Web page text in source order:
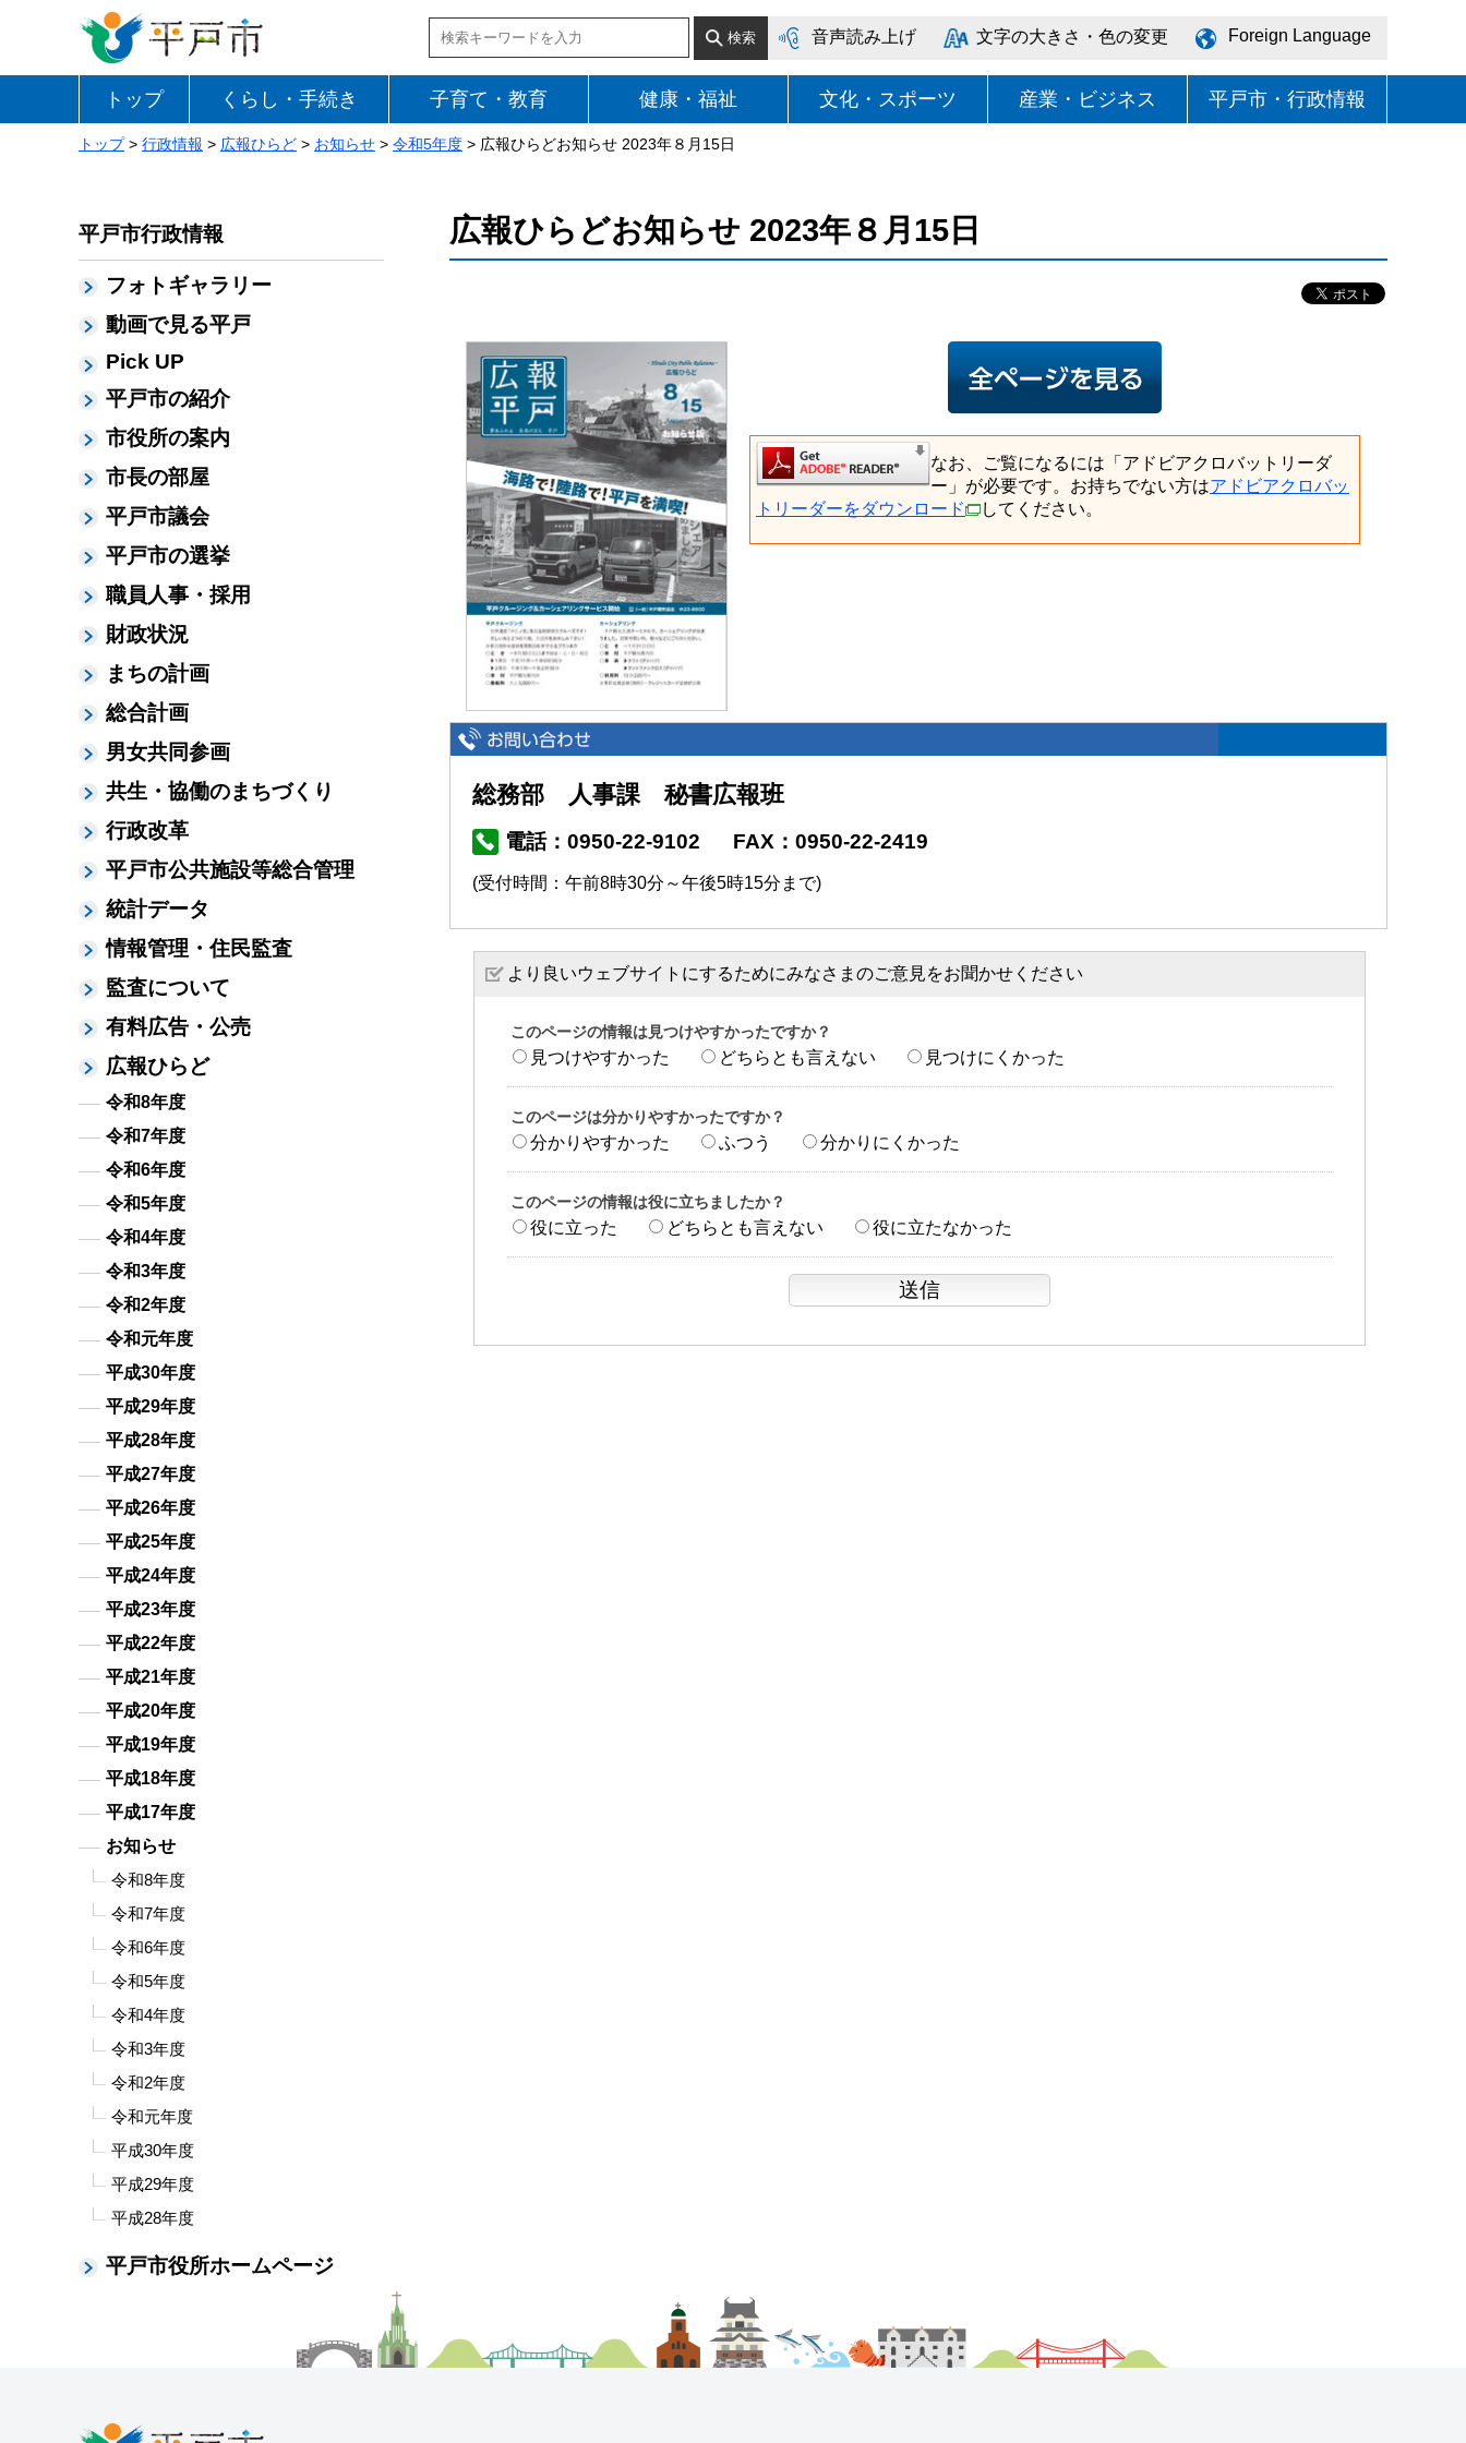
音声読み上げ 文字の大きさ・色の変更 Foreign Language
トップ くらし・手続き 子育て・教育 健康・福祉 文化・スポーツ 産業・ビジネス 平戸市・行政情報
トップ> 行政情報 > 広報ひらど > お知らせ > 令和5年度 > 広報ひらどお知らせ 2023年８月15日
平戸市行政情報
フォトギャラリー
動画で見る平戸
Pick UP
平戸市の紹介
市役所の案内
市長の部屋
平戸市議会
平戸市の選挙
職員人事・採用
財政状況
まちの計画
総合計画
男女共同参画
共生・協働のまちづくり
行政改革
平戸市公共施設等総合管理
統計データ
情報管理・住民監査
監査について
有料広告・公売
広報ひらど
令和8年度
令和7年度
令和6年度
令和5年度
令和4年度
令和3年度
令和2年度
令和元年度
平成30年度
平成29年度
平成28年度
平成27年度
平成26年度
平成25年度
平成24年度
平成23年度
平成22年度
平成21年度
平成20年度
平成19年度
平成18年度
平成17年度
お知らせ
令和8年度
令和7年度
令和6年度
令和5年度
令和4年度
令和3年度
令和2年度
令和元年度
平成30年度
平成29年度
平成28年度
平戸市役所ホームページ
広報ひらどお知らせ 2023年８月15日
なお、ご覧になるには「アドビアクロバットリーダ
ー」が必要です。お持ちでない方はアドビアクロバッ
トリーダーをダウンロード
してください。
総務部 人事課 秘書広報班
電話：0950-22-9102 FAX：0950-22-2419
(受付時間：午前8時30分～午後5時15分まで)
より良いウェブサイトにするためにみなさまのご意見をお聞かせください
このページの情報は見つけやすかったですか？
見つけやすかった どちらとも言えない 見つけにくかった
このページは分かりやすかったですか？
分かりやすかった ふつう 分かりにくかった
このページの情報は役に立ちましたか？
役に立った どちらとも言えない 役に立たなかった